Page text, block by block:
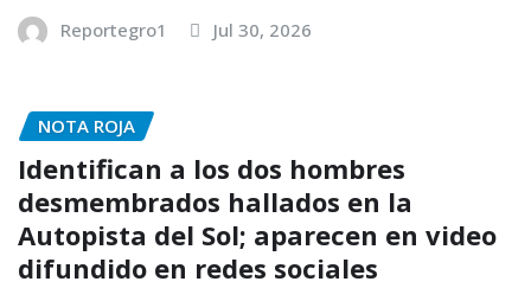
Reportegro1 Jul 30, 2026
NOTA ROJA
Identifican a los dos hombres
desmembrados hallados en la
Autopista del Sol; aparecen en video
difundido en redes sociales